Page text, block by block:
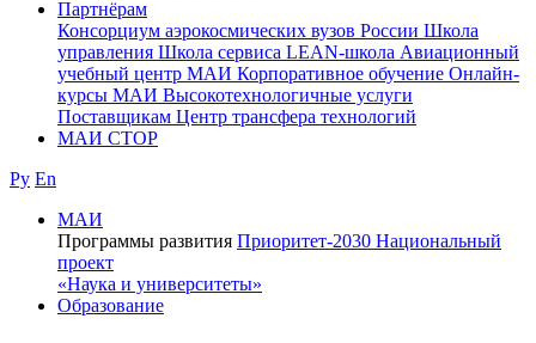
Партнёрам
Консорциум аэрокосмических вузов России Школа
управления Школа сервиса LEAN-школа Авиационный
учебный центр МАИ Корпоративное обучение Онлайн-
курсы МАИ Высокотехнологичные услуги
Поставщикам Центр трансфера технологий
МАИ СТОР
Ру En
МАИ
Программы развития Приоритет-2030 Национальный
проект
«Наука и университеты»
Образование